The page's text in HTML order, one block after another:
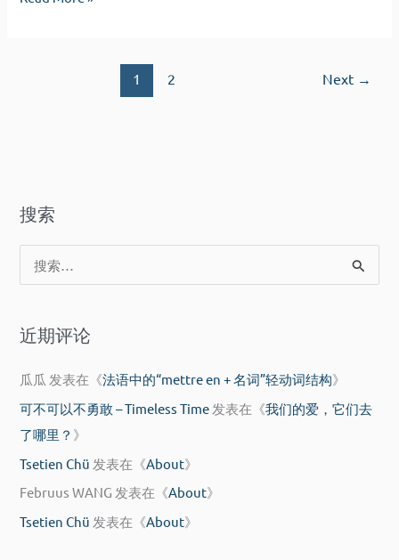
1 2 Next →
搜索
索
近期评论
瓜瓜 发表在《法语中的“mettre en + 名词”轻动词结构》
可不可以不勇敢 – Timeless Time 发表在《我们的爱，它们去
了哪里？ 》
Tsetien Chü 发表在《About》
Februus WANG 发表在《About》
Tsetien Chü 发表在《About》